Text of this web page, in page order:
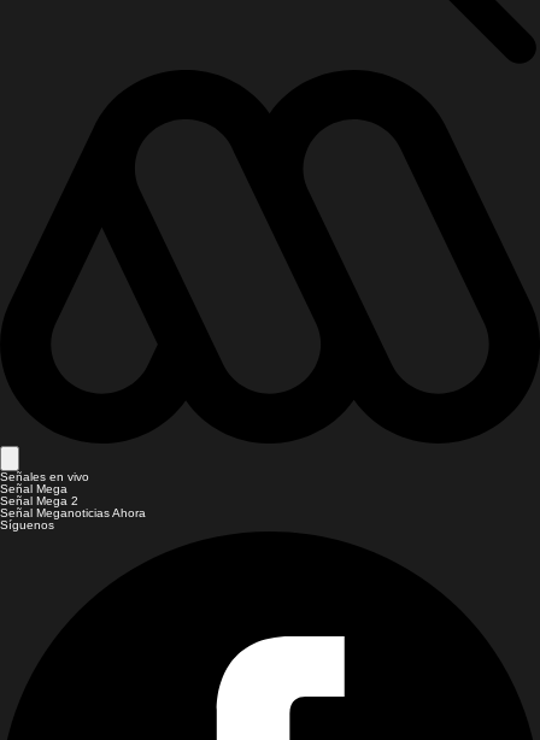
Señales en vivo
Señal Mega
Señal Mega 2
Señal Meganoticias Ahora
Síguenos